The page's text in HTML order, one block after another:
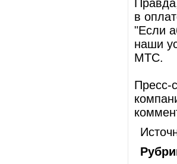
в
"Если
наши
МТС.
Пресс-